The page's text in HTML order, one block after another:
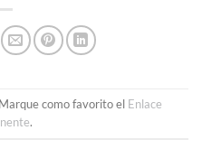
como favorito el Enlace
.